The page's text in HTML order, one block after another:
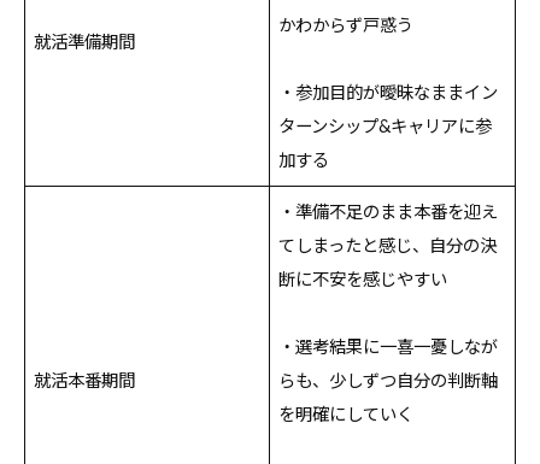
就活準備期間
かわからず戸惑う
・参加目的が曖昧なままイン
ターンシップ&キャリアに参
加する
就活本番期間
・準備不足のまま本番を迎え
てしまったと感じ、自分の決
断に不安を感じやすい
・選考結果に一喜一憂しなが
らも、少しずつ自分の判断軸
を明確にしていく